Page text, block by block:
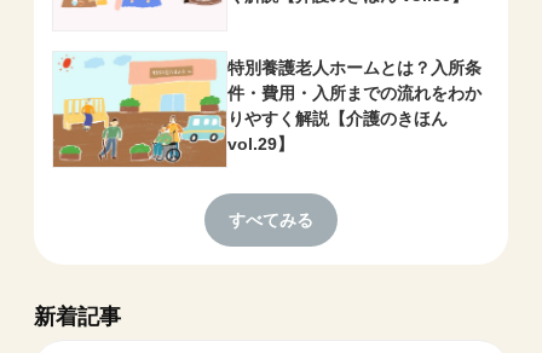
特別養護老人ホームとは？入所条
件・費用・入所までの流れをわか
りやすく解説【介護のきほん
vol.29】
すべてみる
新着記事